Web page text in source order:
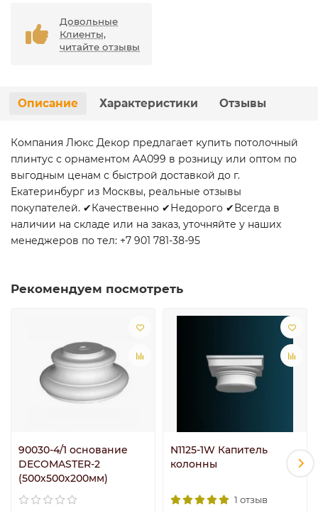
Довольные
Клиенты,
читайте отзывы
Описание Характеристики Отзывы
Компания Люкс Декор предлагает купить потолочный
плинтус с орнаментом AA099 в розницу или оптом по
выгодным ценам с быстрой доставкой до г.
Екатеринбург из Москвы, реальные отзывы
покупателей. ✔Качественно ✔Недорого ✔Всегда в
наличии на складе или на заказ, уточняйте у наших
менеджеров по тел: +7 901 781-38-95
Рекомендуем посмотреть
90030-4/1 основание
DECOMASTER-2
(500х500х200мм)
N1125-1W Капитель
колонны
1 отзыв